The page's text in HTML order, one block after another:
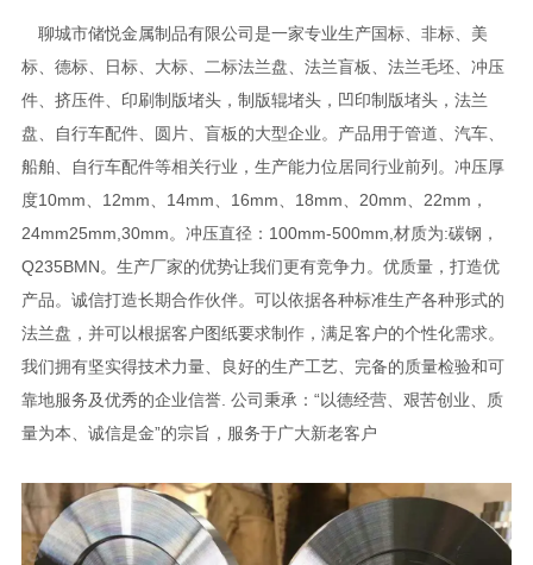
聊城市储悦金属制品有限公司是一家专业生产国标、非标、美
标、德标、日标、大标、二标法兰盘、法兰盲板、法兰毛坯、冲压
件、挤压件、印刷制版堵头，制版辊堵头，凹印制版堵头，法兰
盘、自行车配件、圆片、盲板的大型企业。产品用于管道、汽车、
船舶、自行车配件等相关行业，生产能力位居同行业前列。冲压厚
度10mm、12mm、14mm、16mm、18mm、20mm、22mm，
24mm25mm,30mm。冲压直径：100mm-500mm,材质为:碳钢，
Q235BMN。生产厂家的优势让我们更有竞争力。优质量，打造优
产品。诚信打造长期合作伙伴。可以依据各种标准生产各种形式的
法兰盘，并可以根据客户图纸要求制作，满足客户的个性化需求。
我们拥有坚实得技术力量、良好的生产工艺、完备的质量检验和可
靠地服务及优秀的企业信誉. 公司秉承：“以德经营、艰苦创业、质
量为本、诚信是金”的宗旨，服务于广大新老客户